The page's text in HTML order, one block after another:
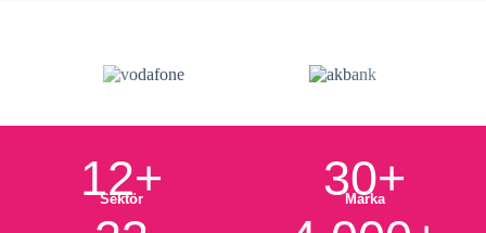
12+
Sektör 30+
Marka